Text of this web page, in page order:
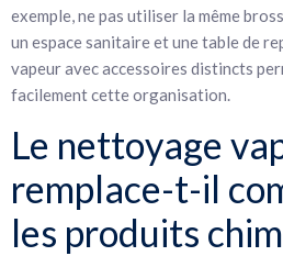
exemple, ne pas utiliser la même
un espace sanitaire et une table de
vapeur avec accessoires distincts
facilement cette organisation.
Le nettoyage
remplace-t-il
les produits